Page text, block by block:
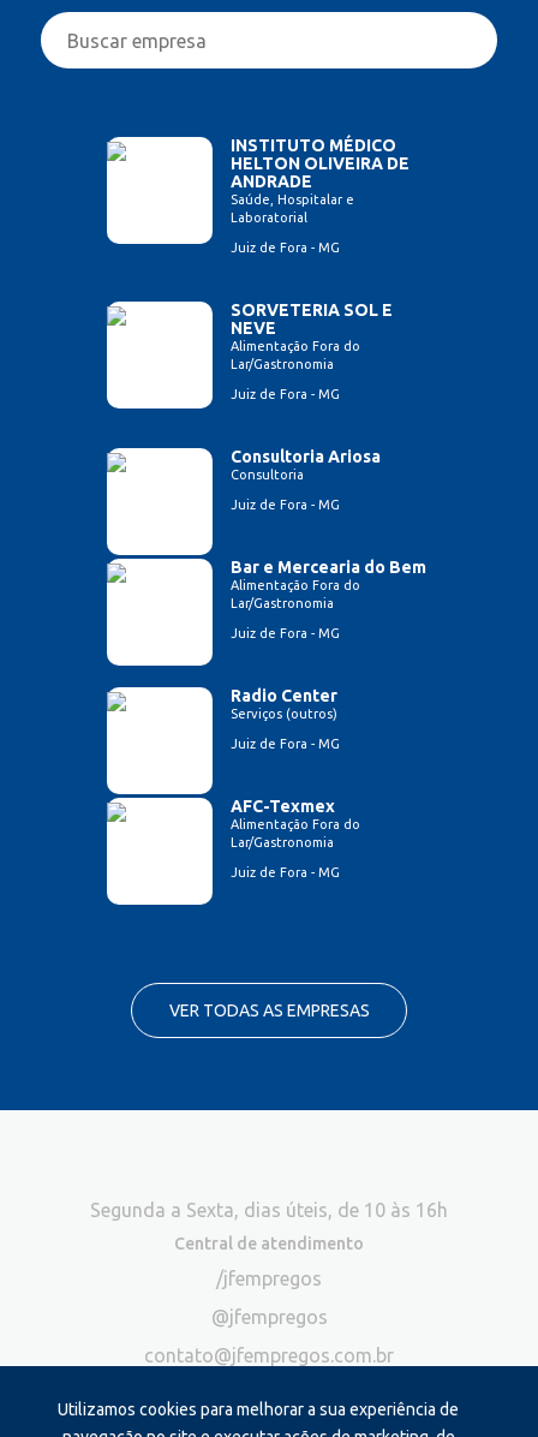
INSTITUTO MÉDICO
HELTON OLIVEIRA DE
ANDRADE
Saúde, Hospitalar e
Laboratorial
Juiz de Fora - MG
SORVETERIA SOL E
NEVE
Alimentação Fora do
Lar/Gastronomia
Juiz de Fora - MG
Consultoria Ariosa
Consultoria
Juiz de Fora - MG
Bar e Mercearia do Bem
Alimentação Fora do
Lar/Gastronomia
Juiz de Fora - MG
Radio Center
Serviços (outros)
Juiz de Fora - MG
AFC-Texmex
Alimentação Fora do
Lar/Gastronomia
Juiz de Fora - MG
VER TODAS AS EMPRESAS
Utilizamos cookies para melhorar a sua experiência de
Segunda a Sexta, dias úteis, de 10 às 16h
Central de atendimento
/jfempregos
@jfempregos
contato@jfempregos.com.br